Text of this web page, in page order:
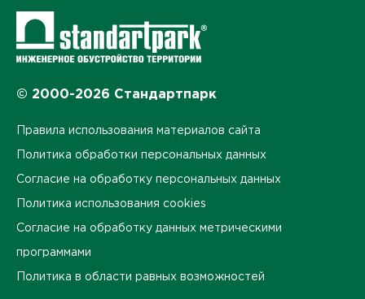
© 2000-2026 Стандартпарк
Правила использования материалов сайта
Политика обработки персональных данных
Согласие на обработку персональных данных
Политика использования cookies
Согласие на обработку данных метрическими
программами
Политика в области равных возможностей